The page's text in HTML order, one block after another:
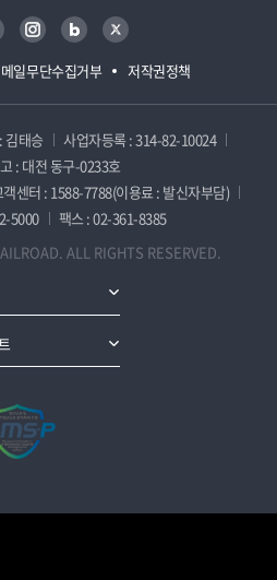
일무단수집거부 저작권정책
인스타그램 블로그 트위터
김태승
사업자등록 : 314-82-10024
: 대전 동구-0233호
객센터 : 1588-7788(이용료 : 발신자부담)
5000
팩스 : 02-361-8385
ALL RIGHTS RESERVED.